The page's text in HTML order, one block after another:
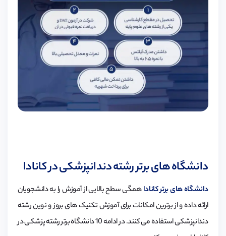
دانشگاه های برتر رشته دندانپزشکی در کانادا
دانشگاه های برتر کاناداهمگی سطح بالایی از آموزش را به دانشجویان
ارائه داده و از برترین امکانات برای آموزش تکنیک های بروز و نوین رشته
دندانپزشکی استفاده می کنند. در ادامه 10 دانشگاه برتر رشته پزشکی در